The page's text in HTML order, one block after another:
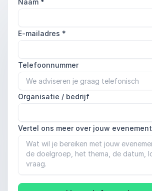
Naam *
E-mailadres *
Telefoonnummer
Organisatie / bedrijf
Vertel ons meer over jouw evenement